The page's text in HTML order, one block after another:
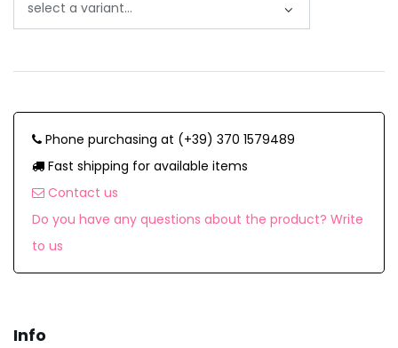
Phone purchasing at (+39) 370 1579489
Fast shipping for available items
Contact us
Do you have any questions about the product? Write
to us
Info